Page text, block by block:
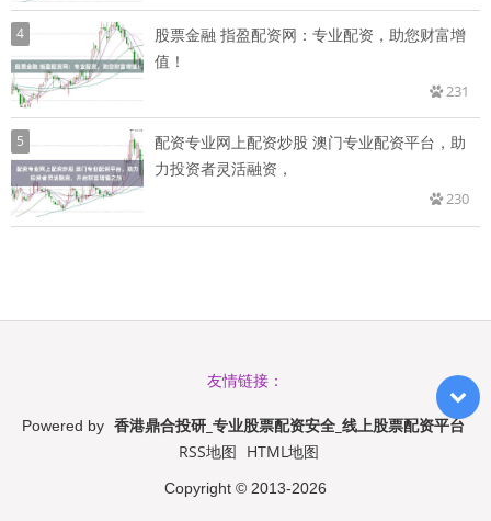
4
股票金融 指盈配资网：专业配资，助您财富增
值！
231
5
配资专业网上配资炒股 澳门专业配资平台，助
力投资者灵活融资，
230
友情链接：
Powered by 香港鼎合投研_专业股票配资安全_线上股票配资平台
RSS地图 HTML地图
Copyright © 2013-2026